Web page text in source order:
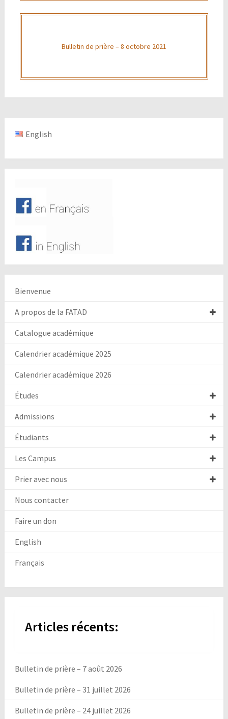
Bulletin de prière – 8 octobre 2021
English
Bienvenue
A propos de la FATAD
Catalogue académique
Calendrier académique 2025
Calendrier académique 2026
Études
Admissions
Étudiants
Les Campus
Prier avec nous
Nous contacter
Faire un don
English
Français
Articles récents:
Bulletin de prière – 7 août 2026
Bulletin de prière – 31 juillet 2026
Bulletin de prière – 24 juillet 2026